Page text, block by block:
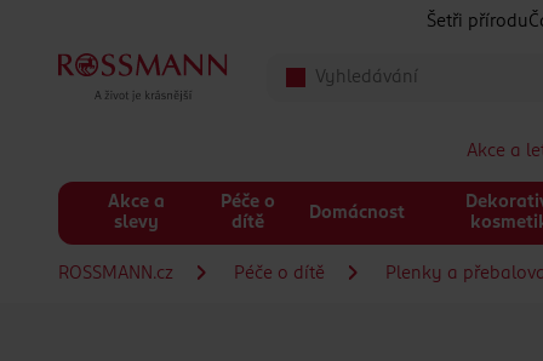
Šetři přírodu
Akce a
Akce a
slevy
Péče o
dítě
Domácnost
ROSSMANN.cz Péče o dítě Plenky a